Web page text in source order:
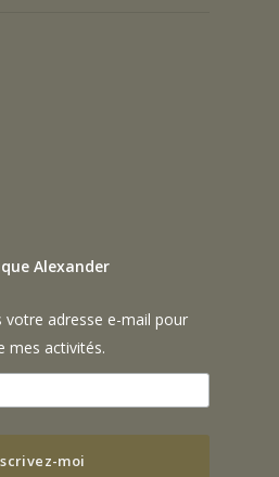
Alexander
votre adresse e-mail pour
mes activités.